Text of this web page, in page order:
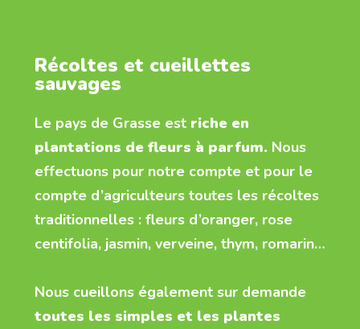
Récoltes et cueillettes
sauvages
Le pays de Grasse est riche en
plantations de fleurs à parfum.Nous
effectuons pour notre compte et pour le
compte d’agriculteurs toutes les récoltes
traditionnelles : fleurs d’oranger, rose
centifolia, jasmin, verveine, thym, romarin…
Nous cueillons également sur demande
toutes les simples et les plantes